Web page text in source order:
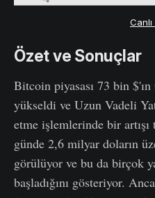
Özet ve Sonuçlar
Bitcoin piyasası 73 bin
yükseldi ve Uzun Vadeli
etme işlemlerinde bir
günde 2,6 milyar doların
görülüyor ve bu da birçok
başladığını gösteriyor.